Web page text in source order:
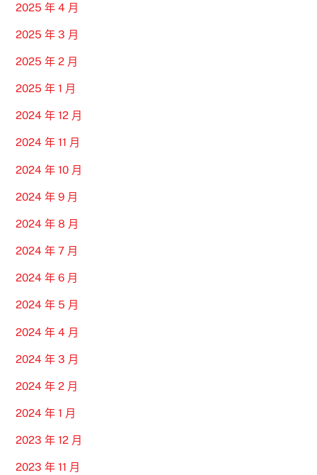
2025 年 4 月
2025 年 3 月
2025 年 2 月
2025 年 1 月
2024 年 12 月
2024 年 11 月
2024 年 10 月
2024 年 9 月
2024 年 8 月
2024 年 7 月
2024 年 6 月
2024 年 5 月
2024 年 4 月
2024 年 3 月
2024 年 2 月
2024 年 1 月
2023 年 12 月
2023 年 11 月